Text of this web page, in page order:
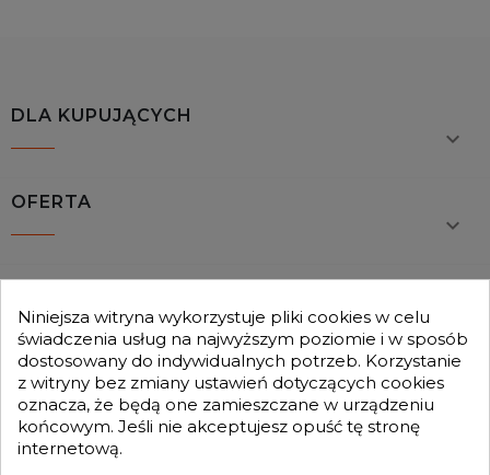
DLA KUPUJĄCYCH

OFERTA

GENESIS TURBO
Otrzymuj informację o nowościach i promocjach wprost do Twojej
Niniejsza witryna wykorzystuje pliki cookies w celu
świadczenia usług na najwyższym poziomie i w sposób
dostosowany do indywidualnych potrzeb. Korzystanie
z witryny bez zmiany ustawień dotyczących cookies
oznacza, że będą one zamieszczane w urządzeniu
końcowym. Jeśli nie akceptujesz opuść tę stronę
internetową.